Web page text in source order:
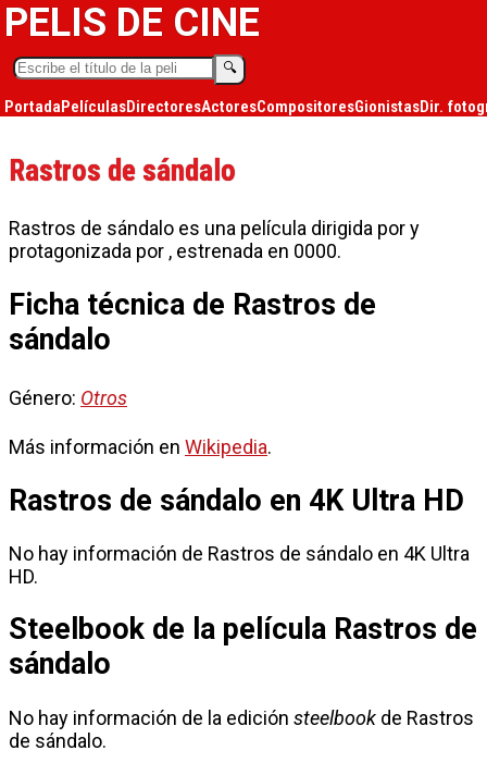
PELIS DE CINE
🔍︎
PortadaPelículasDirectoresActoresCompositoresGionistasDir.
Rastros de sándalo
Rastros de sándalo es una película dirigida por y
protagonizada por , estrenada en 0000.
Ficha técnica de Rastros de
sándalo
Género: Otros
Más información en Wikipedia.
Rastros de sándalo en 4K Ultra HD
No hay información de Rastros de sándalo en 4K Ultra
HD.
Steelbook de la película Rastros de
sándalo
No hay información de la edición steelbook de Rastros
de sándalo.